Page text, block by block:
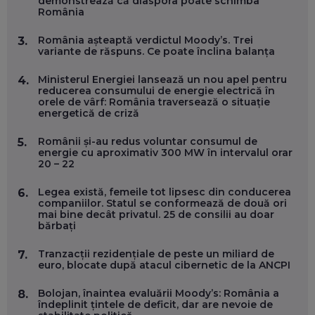
FOLOSEȘTI TEHNOLOGIA CA SĂ ÎȚI DESCHIZI DRUMUL
CĂTRE ARTĂ, LA NIVEL GLOBAL
EFICIENT VIAȚA ONLINE. ȘI CARE SUNT PRIMII PAȘI ÎNTR-O
CARIERĂ DE „HACKER CU PERMIS”
EP. 56
DOINA VÎLCEANU, CONTENTSPEED: VREI SUCCES ONLINE?
ÎNVAȚĂ AEO ȘI GEO!
EP. 55
OLIVIU MATEI, HOLISUN: SOFTWARE DE LA CLUJ PENTRU
WASHINGTON, OCHELARI INTELIGENȚI ȘI FERME
VERTICALE FĂRĂ PĂMÂNT
INSTITUȚIILE STATULUI?
EP. 53
România
3.
România așteaptă verdictul Moody’s. Trei
variante de răspuns. Ce poate înclina balanța
4.
Ministerul Energiei lansează un nou apel pentru
reducerea consumului de energie electrică în
orele de vârf: România traversează o situație
energetică de criză
5.
Românii și-au redus voluntar consumul de
energie cu aproximativ 300 MW în intervalul orar
20 – 22
6.
Legea există, femeile tot lipsesc din conducerea
companiilor. Statul se conformează de două ori
mai bine decât privatul. 25 de consilii au doar
bărbați
7.
Tranzacții rezidențiale de peste un miliard de
euro, blocate după atacul cibernetic de la ANCPI
8.
Bolojan, înaintea evaluării Moody’s: România a
îndeplinit țintele de deficit, dar are nevoie de